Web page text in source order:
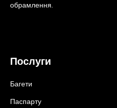
обрамлення.
Послуги
Багети
Паспарту